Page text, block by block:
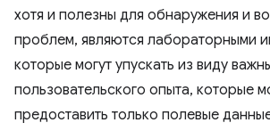
хотя и полезны для обнаружения и
проблем, являются лабораторными
которые могут упускать из виду
пользовательского опыта, которые
предоставить только полевые